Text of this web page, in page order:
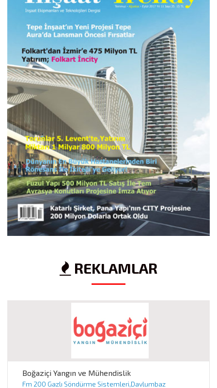
REKLAMLAR
Boğaziçi Yangın ve Mühendislik
Fm 200 Gazlı Söndürme Sistemleri,Davlumbaz